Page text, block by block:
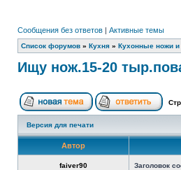
Сообщения без ответов | Активные темы
Список форумов » Кухня » Кухонные ножи и
Ищу нож.15-20
Версия для печати
Автор
faiver90 Заголовок